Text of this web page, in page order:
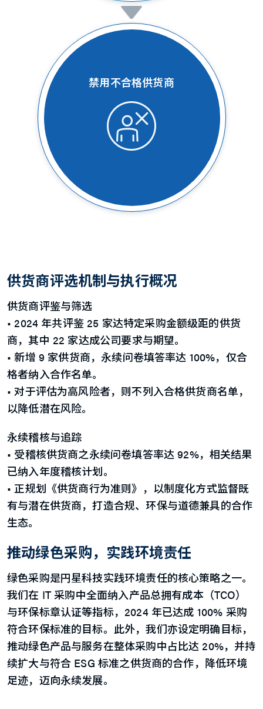
禁用不合格供货商
供货商评选机制与执行概况
供货商评鉴与筛选
• 2024 年共评鉴 25 家达特定采购金额级距的供货
商，其中 22 家达成公司要求与期望。
• 新增 9 家供货商，永续问卷填答率达 100%，仅合
格者纳入合作名单。
• 对于评估为高风险者，则不列入合格供货商名单，
以降低潜在风险。
永续稽核与追踪
• 受稽核供货商之永续问卷填答率达 92%，相关结果
已纳入年度稽核计划。
• 正规划《供货商行为准则》，以制度化方式监督既
有与潜在供货商，打造合规、环保与道德兼具的合作
生态。
推动绿色采购，实践环境责任
绿色采购是円星科技实践环境责任的核心策略之一。
我们在 IT 采购中全面纳入产品总拥有成本（TCO）
与环保标章认证等指标，2024 年已达成 100% 采购
符合环保标准的目标。此外，我们亦设定明确目标，
推动绿色产品与服务在整体采购中占比达 20%，并持
续扩大与符合 ESG 标准之供货商的合作，降低环境
足迹，迈向永续发展。